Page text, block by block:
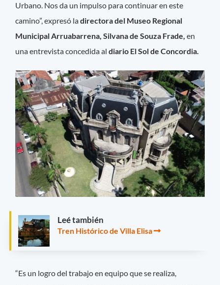
Urbano. Nos da un impulso para continuar en este
camino”, expresó ladirectora del Museo Regional
Municipal Arruabarrena, Silvana de Souza Frade,en
una entrevista concedida al diario El Sol de Concordia.
Leé también
Tren Histórico de Villa Elisa
“Es un logro del trabajo en equipo que se realiza,